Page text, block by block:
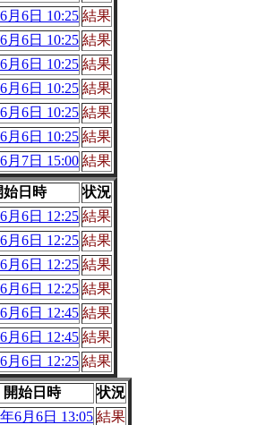
月6日 10:25 結果
月6日 10:25 結果
月6日 10:25 結果
月6日 10:25 結果
月6日 10:25 結果
月6日 10:25 結果
月7日 15:00 結果
始日時
状況
月6日 12:25 結果
月6日 12:25 結果
月6日 12:25 結果
月6日 12:25 結果
月6日 12:45 結果
月6日 12:45 結果
月6日 12:25 結果
開始日時
状況
6月6日 13:05 結果